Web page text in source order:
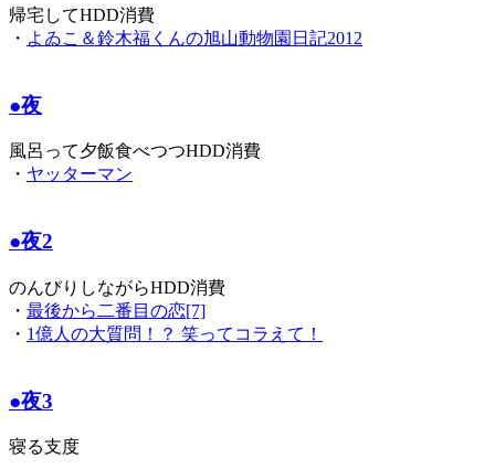
帰宅してHDD消費
・ よゐこ＆鈴木福くんの旭山動物園日記2012
●夜
風呂って夕飯食べつつHDD消費
・ ヤッターマン
●夜2
のんびりしながらHDD消費
・ 最後から二番目の恋[7]
・ 1億人の大質問！？ 笑ってコラえて！
●夜3
寝る支度